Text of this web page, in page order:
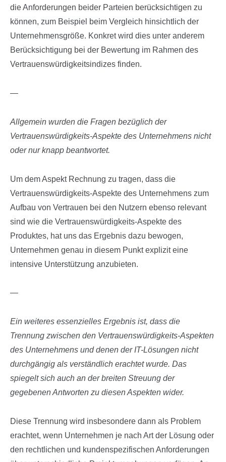
die Anforderungen beider Parteien berücksichtigen zu
können, zum Beispiel beim Vergleich hinsichtlich der
Unternehmensgröße. Konkret wird dies unter anderem
Berücksichtigung bei der Bewertung im Rahmen des
Vertrauenswürdigkeitsindizes finden.
—
Allgemein wurden die Fragen bezüglich der
Vertrauenswürdigkeits-Aspekte des Unternehmens nicht
oder nur knapp beantwortet.
Um dem Aspekt Rechnung zu tragen, dass die
Vertrauenswürdigkeits-Aspekte des Unternehmens zum
Aufbau von Vertrauen bei den Nutzern ebenso relevant
sind wie die Vertrauenswürdigkeits-Aspekte des
Produktes, hat uns das Ergebnis dazu bewogen,
Unternehmen genau in diesem Punkt explizit eine
intensive Unterstützung anzubieten.
—
Ein weiteres essenzielles Ergebnis ist, dass die
Trennung zwischen den Vertrauenswürdigkeits-Aspekten
des Unternehmens und denen der IT-Lösungen nicht
durchgängig als verständlich erachtet wurde. Das
spiegelt sich auch an der breiten Streuung der
gegebenen Antworten zu diesen Aspekten wider.
Diese Trennung wird insbesondere dann als Problem
erachtet, wenn Unternehmen je nach Art der Lösung oder
den rechtlichen und kundenspezifischen Anforderungen